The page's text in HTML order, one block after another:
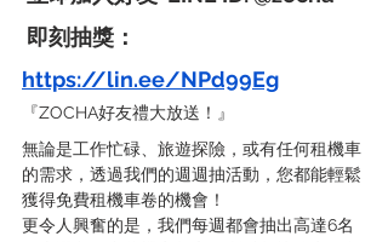
即刻抽獎：
https://lin.ee/NPd99Eg
『ZOCHA好友禮大放送！』
無論是工作忙碌、旅遊探險，或有任何租機車
的需求，透過我們的週週抽活動，您都能輕鬆
獲得免費租機車卷的機會！
更令人興奮的是，我們每週都會抽出高達6名